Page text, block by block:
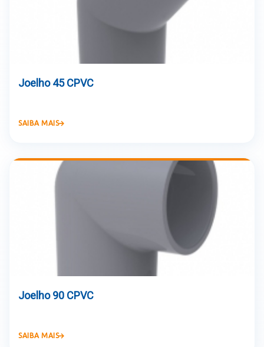
Joelho 45 CPVC
SAIBA MAIS
Joelho 90 CPVC
SAIBA MAIS